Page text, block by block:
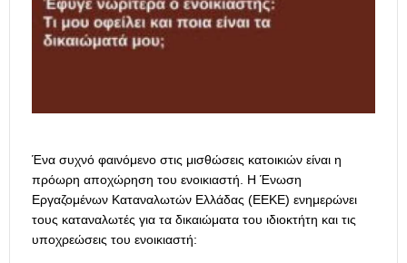
Ένα συχνό φαινόμενο στις μισθώσεις κατοικιών είναι η
πρόωρη αποχώρηση του ενοικιαστή. Η Ένωση
Εργαζομένων Καταναλωτών Ελλάδας (ΕΕΚΕ) ενημερώνει
τους καταναλωτές για τα δικαιώματα του ιδιοκτήτη και τις
υποχρεώσεις του ενοικιαστή: